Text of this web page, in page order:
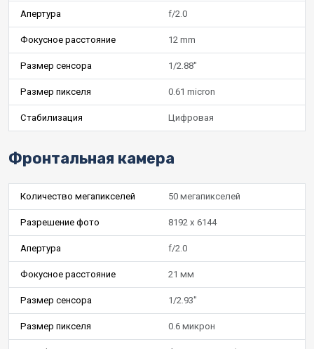
Апертура f/2.0
Фокусное расстояние 12 mm
Размер сенсора 1/2.88"
Размер пикселя 0.61 micron
Стабилизация Цифровая
Фронтальная камера
Количество мегапикселей 50 мегапикселей
Разрешение фото 8192 x 6144
Апертура f/2.0
Фокусное расстояние 21 мм
Размер сенсора 1/2.93"
Размер пикселя 0.6 микрон